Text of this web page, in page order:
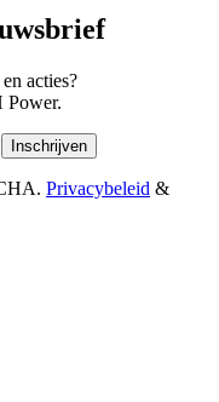
acties?
Power.
Inschrijven
Privacybeleid &